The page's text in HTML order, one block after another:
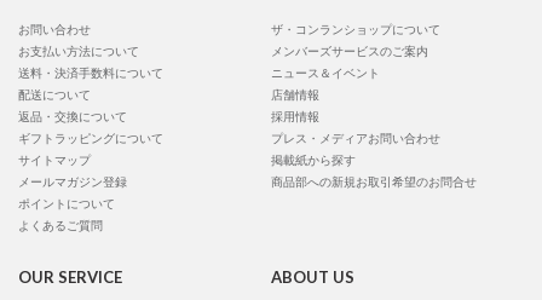
お問い合わせ
お支払い方法について
送料・決済手数料について
配送について
返品・交換について
ギフトラッピングについて
サイトマップ
メールマガジン登録
ポイントについて
よくあるご質問
ザ・コンランショップについて
メンバーズサービスのご案内
ニュース＆イベント
店舗情報
採用情報
プレス・メディアお問い合わせ
掲載紙から探す
商品部への新規お取引希望のお問合せ
OUR SERVICE ABOUT US